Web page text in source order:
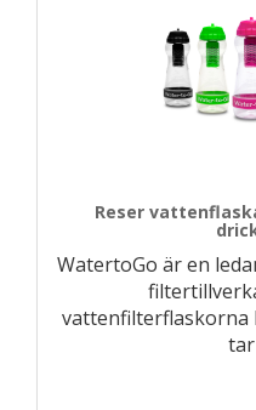
Reser
WatertoGo är en
vattenfilterflaskorna